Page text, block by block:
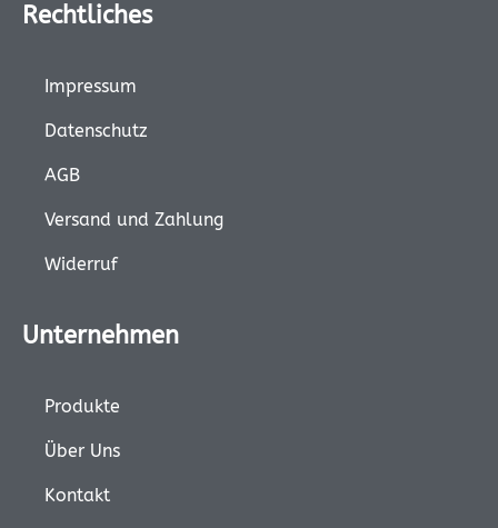
Rechtliches
Impressum
Datenschutz
AGB
Versand und Zahlung
Widerruf
Unternehmen
Produkte
Über Uns
Kontakt